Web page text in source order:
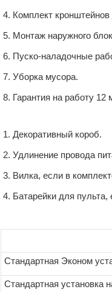
Комплект
Монтаж наружного
Пуско-наладочные
Уборка мусора.
Гарантия на работу 12
Декоративный короб.
Удлинение провода
Вилка, если в
Батарейки для пульта,
Стандартная Эконом
Стандартная установка